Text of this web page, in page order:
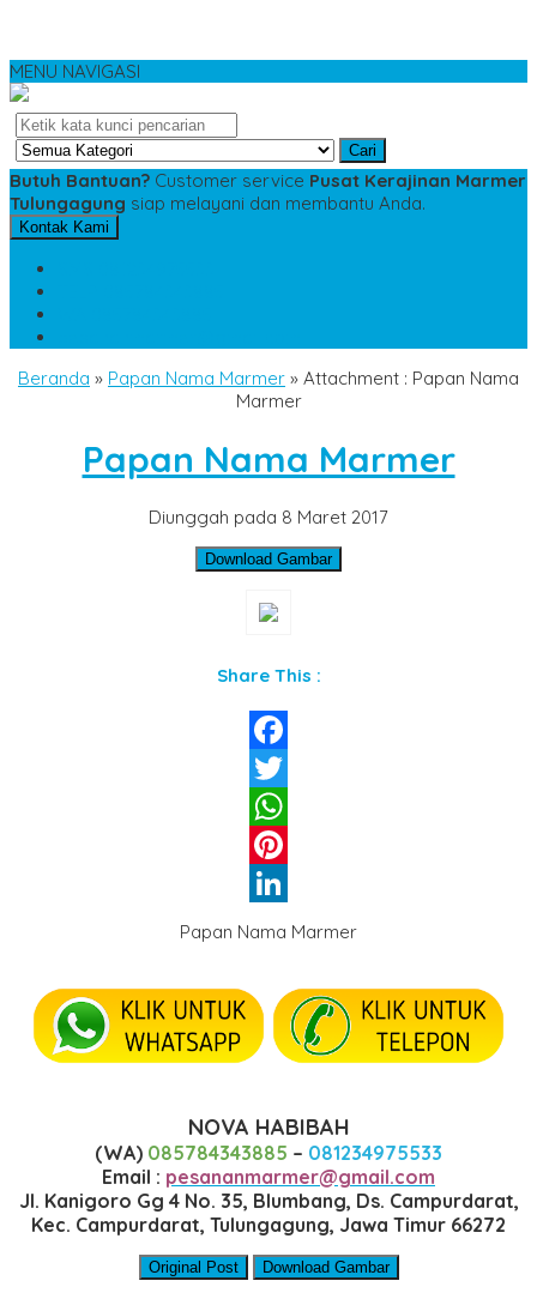
MENU NAVIGASI
Cari
Butuh Bantuan? Customer service Pusat Kerajinan Marmer
Tulungagung siap melayani dan membantu Anda.
Kontak Kami
Beranda » Papan Nama Marmer » Attachment : Papan Nama
Marmer
Papan Nama Marmer
Diunggah pada 8 Maret 2017
Download Gambar
Share This :
Facebook
Twitter
WhatsApp
Pinterest
LinkedIn
Papan Nama Marmer
NOVA HABIBAH
(WA) 085784343885 – 081234975533
Email : pesananmarmer@gmail.com
Jl. Kanigoro Gg 4 No. 35, Blumbang, Ds. Campurdarat,
Kec. Campurdarat, Tulungagung, Jawa Timur 66272
Original Post Download Gambar